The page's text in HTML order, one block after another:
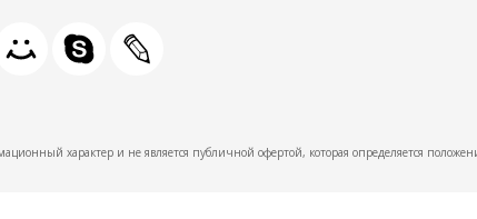
характер и не является публичной офертой, которая определяется